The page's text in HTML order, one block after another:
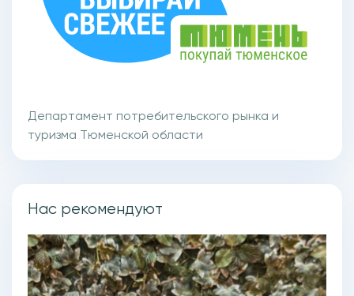
Департамент потребительского рынка и
туризма Тюменской области
Нас рекомендуют